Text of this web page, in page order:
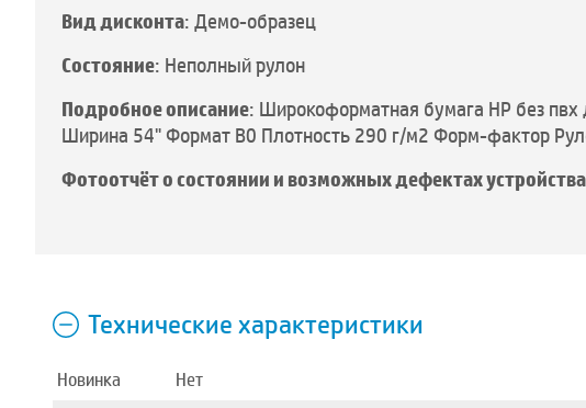
Вид дисконта: Демо-образец
Состояние: Неполный рулон
Подробное описание: Широкоформатная бумага HP без
Ширина 54" Формат B0 Плотность 290 г/м2 Форм-фактор
Фотоотчёт о состоянии и возможных дефектах устройства
Технические характеристики
Новинка
Нет